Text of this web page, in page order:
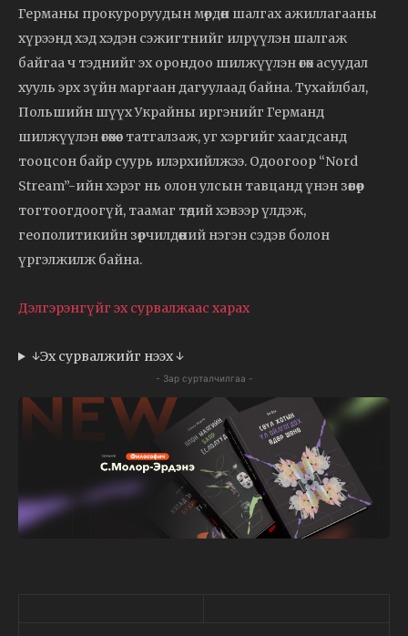
Германы прокуроруудын мөрдөн шалгах ажиллагааны
хүрээнд хэд хэдэн сэжигтнийг илрүүлэн шалгаж
байгаа ч тэднийг эх орондоо шилжүүлэн өгөх асуудал
хууль эрх зүйн маргаан дагуулаад байна. Тухайлбал,
Польшийн шүүх Украйны иргэнийг Германд
шилжүүлэн өгөхөөс татгалзаж, уг хэргийг хаагдсанд
тооцсон байр суурь илэрхийлжээ. Одоогоор “Nord
Stream”-ийн хэрэг нь олон улсын тавцанд үнэн зөвөөр
тогтоогдоогүй, таамаг төдий хэвээр үлдэж,
геополитикийн зөрчилдөөний нэгэн сэдэв болон
үргэлжилж байна.
Дэлгэрэнгүйг эх сурвалжаас харах
↓Эх сурвалжийг нээх ↓
- Зар сурталчилгаа -